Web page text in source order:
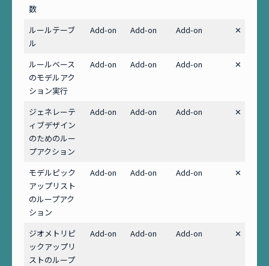
数
ルールテーブ
ル
Add-on Add-on Add-on ✕
ルールベース
のモデルアク
ション実行
Add-on Add-on Add-on ✕
ジェネレーテ
ィブデザイン
のためのルー
プアクション
Add-on Add-on Add-on ✕
モデルピック
アップリスト
のループアク
ション
Add-on Add-on Add-on ✕
ジオメトリピ
ックアップリ
ストのループ
Add-on Add-on Add-on ✕